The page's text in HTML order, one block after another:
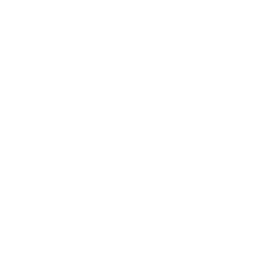
de Qoyllur Rit’i, que cada año realizan los pobladores